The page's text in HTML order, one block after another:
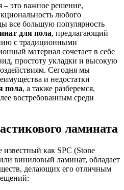
это важное решение,
любого
все большую популярность
для пола, предлагающий
с традиционными
материал сочетает в себе
простоту укладки и высокую
Сегодня мы
и недостатки
пола, а также разберемся,
востребованным среди
ламината
как SPC (Stone
виниловый ламинат, обладает
делающих его отличным